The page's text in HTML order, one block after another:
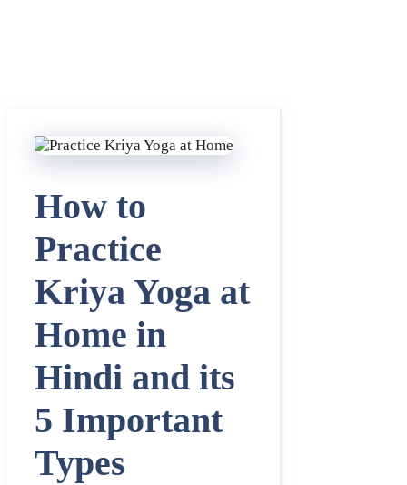
How to
Practice
Kriya Yoga at
Home in
Hindi and its
5 Important
Types